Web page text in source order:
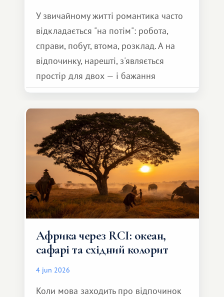
У звичайному житті романтика часто
відкладається "на потім": робота,
справи, побут, втома, розклад. А на
відпочинку, нарешті, з'являється
простір для двох — і бажання
зробити для близької людини щось
особливе. Не обов'язково масштабне,
але тепле і незабутнє :)
Африка через RCI: океан,
сафарі та східний колорит
4 jun 2026
Коли мова заходить про відпочинок